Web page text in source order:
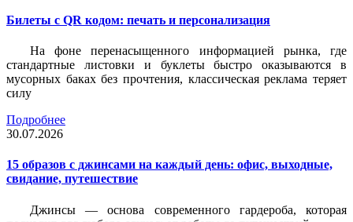
Билеты c QR кодом: печать и персонализация
На фоне перенасыщенного информацией рынка, где
стандартные листовки и буклеты быстро оказываются в
мусорных баках без прочтения, классическая реклама теряет
силу
Подробнее
30.07.2026
15 образов с джинсами на каждый день: офис, выходные,
свидание, путешествие
Джинсы — основа современного гардероба, которая